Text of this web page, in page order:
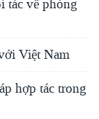
tác về phòng
Việt Nam
hợp tác trong